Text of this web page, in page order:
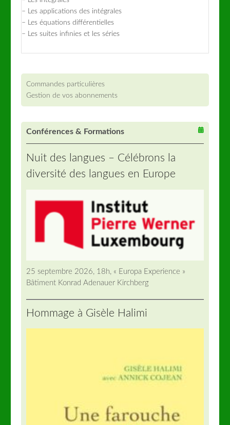
– Les applications des intégrales
– Les équations différentielles
– Les suites infinies et les séries
Commandes particulières
Gestion de vos abonnements
Conférences & Formations
Nuit des langues – Célébrons la
diversité des langues en Europe
25 septembre 2026, 18h, « Europa Experience »
Bâtiment Konrad Adenauer Kirchberg
Hommage à Gisèle Halimi